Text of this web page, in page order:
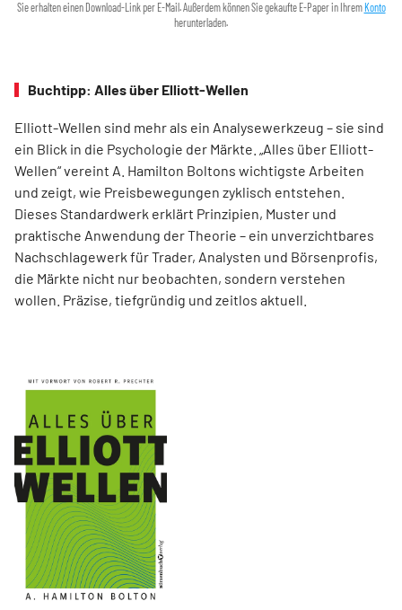
Sie erhalten einen Download-Link per E-Mail. Außerdem können Sie gekaufte E-Paper in Ihrem Konto
herunterladen.
Buchtipp: Alles über Elliott-Wellen
Elliott-Wellen sind mehr als ein Analysewerkzeug – sie sind
ein Blick in die Psychologie der Märkte. „Alles über Elliott-
Wellen“ vereint A. Hamilton Boltons wichtigste Arbeiten
und zeigt, wie Preisbewegungen zyklisch entstehen.
Dieses Standardwerk erklärt Prinzipien, Muster und
praktische Anwendung der Theorie – ein unverzichtbares
Nachschlagewerk für Trader, Analysten und Börsenprofis,
die Märkte nicht nur beobachten, sondern verstehen
wollen. Präzise, tiefgründig und zeitlos aktuell.